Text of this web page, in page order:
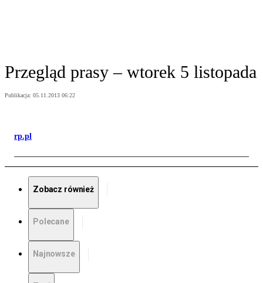
Przegląd prasy – wtorek 5 listopada
Publikacja: 05.11.2013 06:22
rp.pl
Zobacz również
Polecane
Najnowsze